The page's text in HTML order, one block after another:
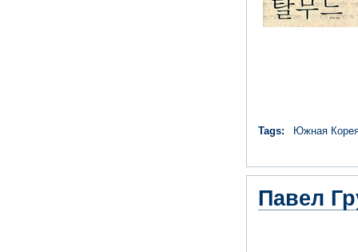
Tags: Южная
Павел